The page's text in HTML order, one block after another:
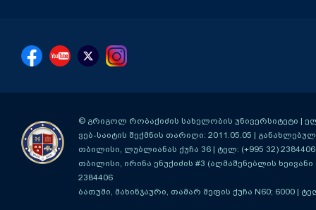
© გრიგოლ რობაქიძის სახელობის უნივერსიტეტი |
ვებ-საიტის შექმნის თარიღი: 2011.05.05 |
თბილისი, ლუბლიანას ქუჩა 36 | ტელ: (+995 32)
თბილისი, ირინა ენუქიძის #3 (აღმაშენებლის ხეივანი
2384406
ბათუმი, მახინჯაური, თამარ მეფის ქუჩა N60; 6000 |